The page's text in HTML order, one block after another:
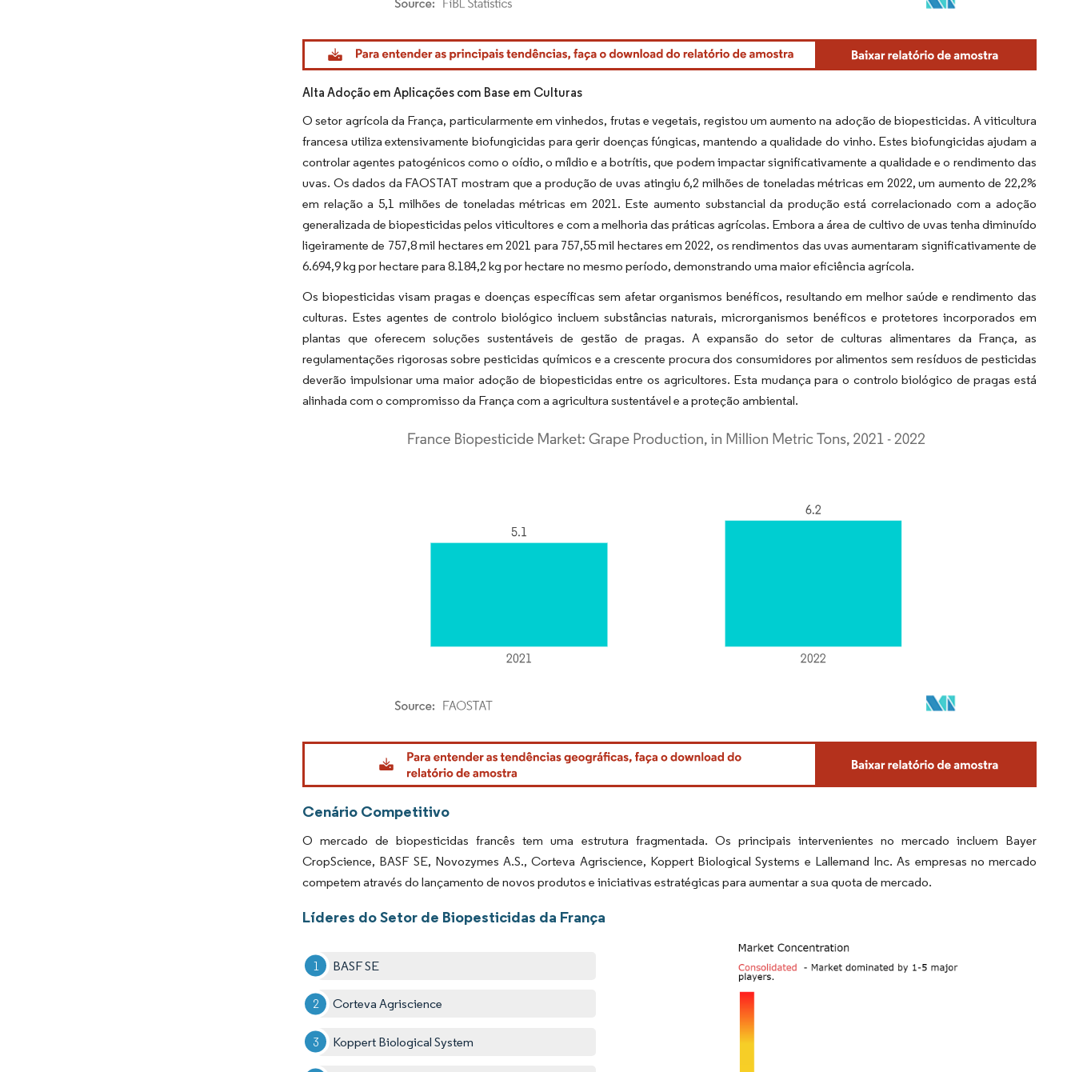
Imagem © Mordor Intelligence. O reuso requer atribuição conforme CC BY 4.0.
Alta Adoção em Aplicações com Base em Culturas
O setor agrícola da França, particularmente em vinhedos, frutas e vegetais, registou um aumento na adoção de biopesticidas. A viticultura
francesa utiliza extensivamente biofungicidas para gerir doenças fúngicas, mantendo a qualidade do vinho. Estes biofungicidas ajudam a
controlar agentes patogénicos como o oídio, o míldio e a botrítis, que podem impactar significativamente a qualidade e o rendimento das
uvas. Os dados da FAOSTAT mostram que a produção de uvas atingiu 6,2 milhões de toneladas métricas em 2022, um aumento de 22,2%
em relação a 5,1 milhões de toneladas métricas em 2021. Este aumento substancial da produção está correlacionado com a adoção
generalizada de biopesticidas pelos viticultores e com a melhoria das práticas agrícolas. Embora a área de cultivo de uvas tenha diminuído
ligeiramente de 757,8 mil hectares em 2021 para 757,55 mil hectares em 2022, os rendimentos das uvas aumentaram significativamente de
6.694,9 kg por hectare para 8.184,2 kg por hectare no mesmo período, demonstrando uma maior eficiência agrícola.
Os biopesticidas visam pragas e doenças específicas sem afetar organismos benéficos, resultando em melhor saúde e rendimento das
culturas. Estes agentes de controlo biológico incluem substâncias naturais, microrganismos benéficos e protetores incorporados em
plantas que oferecem soluções sustentáveis de gestão de pragas. A expansão do setor de culturas alimentares da França, as
regulamentações rigorosas sobre pesticidas químicos e a crescente procura dos consumidores por alimentos sem resíduos de pesticidas
deverão impulsionar uma maior adoção de biopesticidas entre os agricultores. Esta mudança para o controlo biológico de pragas está
alinhada com o compromisso da França com a agricultura sustentável e a proteção ambiental.
Imagem © Mordor Intelligence. O reuso requer atribuição conforme CC BY 4.0.
Cenário Competitivo
O mercado de biopesticidas francês tem uma estrutura fragmentada. Os principais intervenientes no mercado incluem Bayer
CropScience, BASF SE, Novozymes A.S., Corteva Agriscience, Koppert Biological Systems e Lallemand Inc. As empresas no mercado
competem através do lançamento de novos produtos e iniciativas estratégicas para aumentar a sua quota de mercado.
Líderes do Setor de Biopesticidas da França
BASF SE
Corteva Agriscience
Koppert Biological System